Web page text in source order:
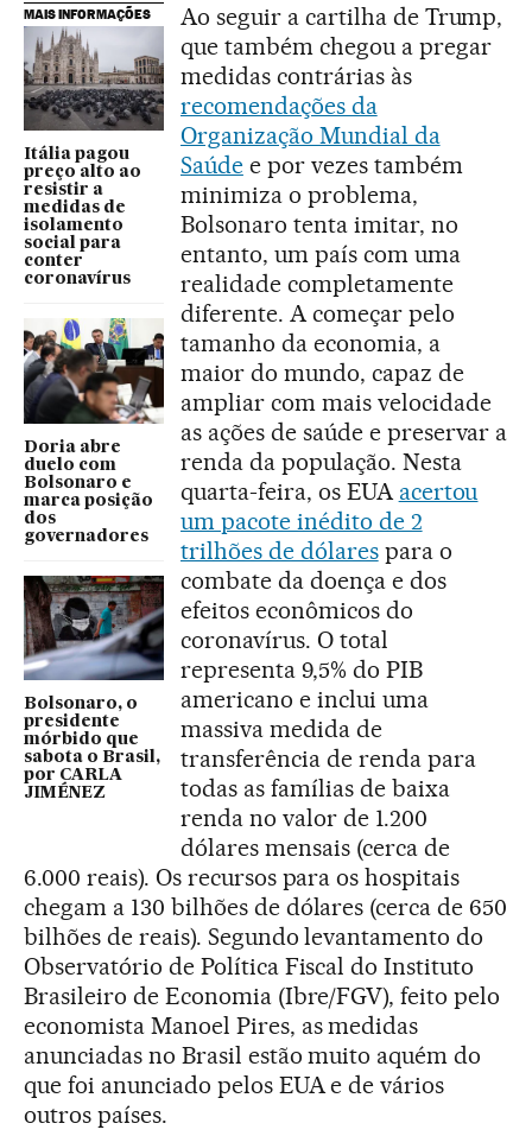
MAIS INFORMAÇÕES
Itália pagou
preço alto ao
resistir a
medidas de
isolamento
social para
conter
coronavírus
Doria abre
duelo com
Bolsonaro e
marca posição
dos
governadores
Bolsonaro, o
presidente
mórbido que
sabota o Brasil,
por CARLA
JIMÉNEZ
Ao seguir a cartilha de Trump,
que também chegou a pregar
medidas contrárias às
recomendações da
Organização Mundial da
Saúdee por vezes também
minimiza o problema,
Bolsonaro tenta imitar, no
entanto, um país com uma
realidade completamente
diferente. A começar pelo
tamanho da economia, a
maior do mundo, capaz de
ampliar com mais velocidade
as ações de saúde e preservar a
renda da população. Nesta
quarta-feira, os EUA acertou
um pacote inédito de 2
trilhões de dólarespara o
combate da doença e dos
efeitos econômicos do
coronavírus. O total
representa 9,5% do PIB
americano e inclui uma
massiva medida de
transferência de renda para
todas as famílias de baixa
renda no valor de 1.200
dólares mensais (cerca de
6.000 reais). Os recursos para os hospitais
chegam a 130 bilhões de dólares (cerca de 650
bilhões de reais). Segundo levantamento do
Observatório de Política Fiscal do Instituto
Brasileiro de Economia (Ibre/FGV), feito pelo
economista Manoel Pires, as medidas
anunciadas no Brasil estão muito aquém do
que foi anunciado pelos EUA e de vários
outros países.